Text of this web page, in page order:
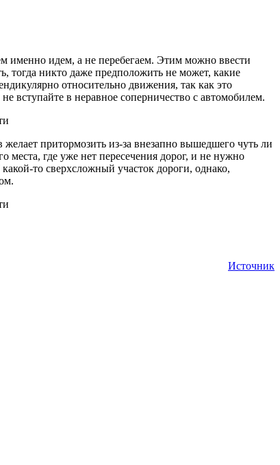
именно идем, а не перебегаем. Этим можно ввести
тогда никто даже предположить не может, какие
относительно движения, так как это
вступайте в неравное соперничество с автомобилем.
притормозить из-за внезапно вышедшего чуть ли
места, где уже нет пересечения дорог, и не нужно
то сверхсложный участок дороги, однако,
Источник